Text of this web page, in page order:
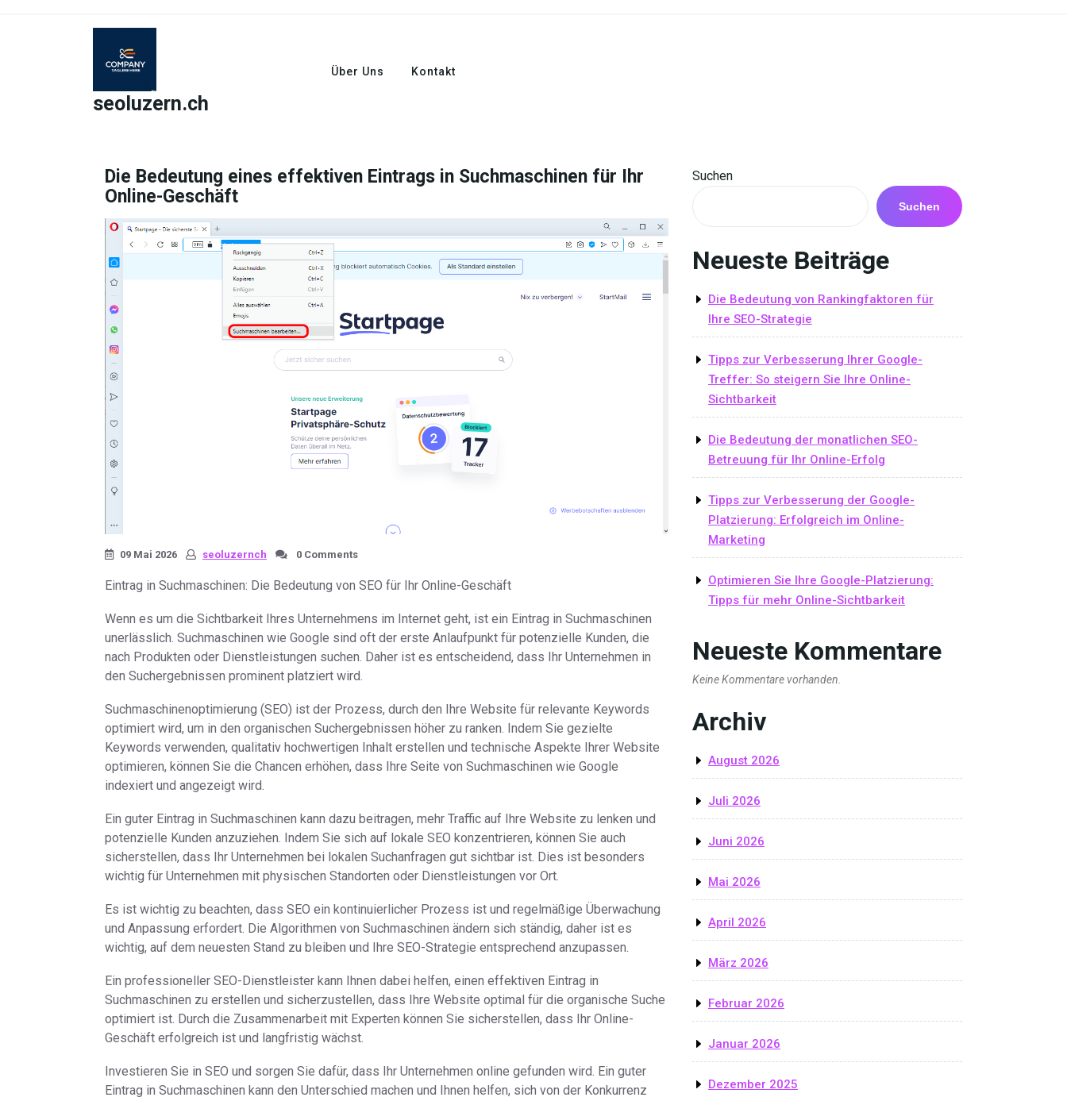
seoluzern.ch
Über Uns Kontakt
Die Bedeutung eines effektiven Eintrags in Suchmaschinen für Ihr
Online-Geschäft
09 Mai 2026 seoluzernch 0 Comments
Eintrag in Suchmaschinen: Die Bedeutung von SEO für Ihr Online-Geschäft
Wenn es um die Sichtbarkeit Ihres Unternehmens im Internet geht, ist ein Eintrag in Suchmaschinen
unerlässlich. Suchmaschinen wie Google sind oft der erste Anlaufpunkt für potenzielle Kunden, die
nach Produkten oder Dienstleistungen suchen. Daher ist es entscheidend, dass Ihr Unternehmen in
den Suchergebnissen prominent platziert wird.
Suchmaschinenoptimierung (SEO) ist der Prozess, durch den Ihre Website für relevante Keywords
optimiert wird, um in den organischen Suchergebnissen höher zu ranken. Indem Sie gezielte
Keywords verwenden, qualitativ hochwertigen Inhalt erstellen und technische Aspekte Ihrer Website
optimieren, können Sie die Chancen erhöhen, dass Ihre Seite von Suchmaschinen wie Google
indexiert und angezeigt wird.
Ein guter Eintrag in Suchmaschinen kann dazu beitragen, mehr Traffic auf Ihre Website zu lenken und
potenzielle Kunden anzuziehen. Indem Sie sich auf lokale SEO konzentrieren, können Sie auch
sicherstellen, dass Ihr Unternehmen bei lokalen Suchanfragen gut sichtbar ist. Dies ist besonders
wichtig für Unternehmen mit physischen Standorten oder Dienstleistungen vor Ort.
Es ist wichtig zu beachten, dass SEO ein kontinuierlicher Prozess ist und regelmäßige Überwachung
und Anpassung erfordert. Die Algorithmen von Suchmaschinen ändern sich ständig, daher ist es
wichtig, auf dem neuesten Stand zu bleiben und Ihre SEO-Strategie entsprechend anzupassen.
Ein professioneller SEO-Dienstleister kann Ihnen dabei helfen, einen effektiven Eintrag in
Suchmaschinen zu erstellen und sicherzustellen, dass Ihre Website optimal für die organische Suche
optimiert ist. Durch die Zusammenarbeit mit Experten können Sie sicherstellen, dass Ihr Online-
Geschäft erfolgreich ist und langfristig wächst.
Investieren Sie in SEO und sorgen Sie dafür, dass Ihr Unternehmen online gefunden wird. Ein guter
Eintrag in Suchmaschinen kann den Unterschied machen und Ihnen helfen, sich von der Konkurrenz
Suchen
Suchen
Neueste Beiträge
Die Bedeutung von Rankingfaktoren für
Ihre SEO-Strategie
Tipps zur Verbesserung Ihrer Google-
Treffer: So steigern Sie Ihre Online-
Sichtbarkeit
Die Bedeutung der monatlichen SEO-
Betreuung für Ihr Online-Erfolg
Tipps zur Verbesserung der Google-
Platzierung: Erfolgreich im Online-
Marketing
Optimieren Sie Ihre Google-Platzierung:
Tipps für mehr Online-Sichtbarkeit
Neueste Kommentare
Keine Kommentare vorhanden.
Archiv
August 2026
Juli 2026
Juni 2026
Mai 2026
April 2026
März 2026
Februar 2026
Januar 2026
Dezember 2025